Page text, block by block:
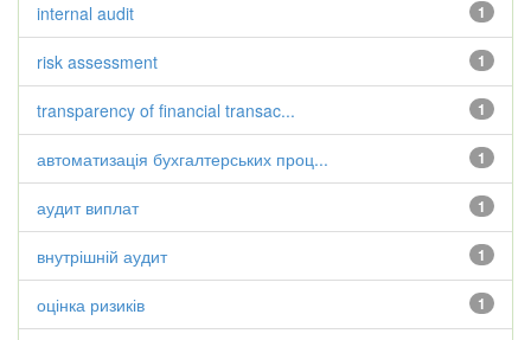
1
internal audit
1
risk assessment
1
transparency of financial transac...
1
автоматизація бухгалтерських проц...
1
аудит виплат
1
внутрішній аудит
1
оцінка ризиків